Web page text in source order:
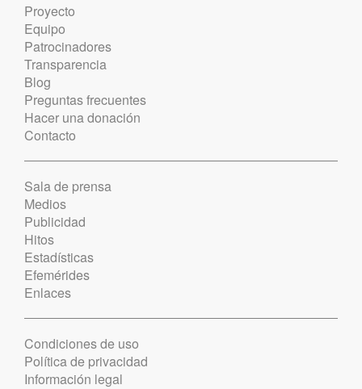
Proyecto
Equipo
Patrocinadores
Transparencia
Blog
Preguntas frecuentes
Hacer una donación
Contacto
Sala de prensa
Medios
Publicidad
Hitos
Estadísticas
Efemérides
Enlaces
Condiciones de uso
Política de privacidad
Información legal